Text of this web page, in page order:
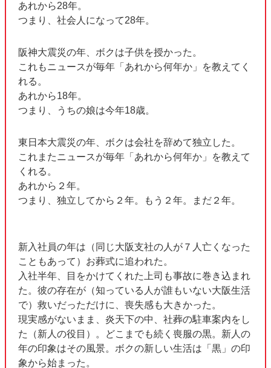
あれから28年。
つまり、社会人になって28年。
阪神大震災の年、ボクは子供を授かった。
これもニュースが毎年「あれから何年か」を教えてく
れる。
あれから18年。
つまり、うちの娘は今年18歳。
東日本大震災の年、ボクは会社を辞めて独立した。
これまたニュースが毎年「あれから何年か」を教えて
くれる。
あれから２年。
つまり、独立してから２年。もう２年。まだ２年。
新入社員の年は（同じ大阪支社の人が７人亡くなった
こともあって）お葬式に追われた。
入社半年、目をかけてくれた上司も事故に巻き込まれ
た。彼の存在が（知っている人が誰もいない大阪生活
で）救いだっただけに、喪失感も大きかった。
現実感がないまま、炎天下の中、社葬の駐車案内をし
た（新人の役目）。どこまでも続く喪服の黒。新人の
年の印象はその風景。ボクの新しい生活は「黒」の印
象から始まった。